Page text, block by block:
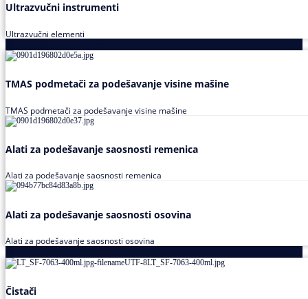
Ultrazvučni instrumenti
Ultrazvučni elementi
TMAS podmetači za podešavanje visine mašine
TMAS podmetači za podešavanje visine mašine
Alati za podešavanje saosnosti remenica
Alati za podešavanje saosnosti remenica
Alati za podešavanje saosnosti osovina
Alati za podešavanje saosnosti osovina
Čistači